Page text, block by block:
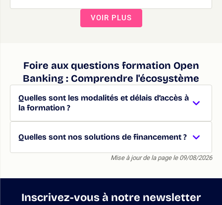
VOIR PLUS
Foire aux questions formation Open
Banking : Comprendre l'écosystème
Quelles sont les modalités et délais d’accès à
la formation ?
Quelles sont nos solutions de financement ?
Mise à jour de la page le 09/08/2026
Inscrivez-vous à notre newsletter